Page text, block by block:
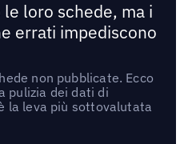
loro schede, ma i
errati impediscono
non pubblicate. Ecco
pulizia dei dati di
la leva più sottovalutata